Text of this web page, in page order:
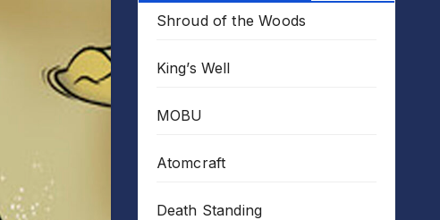
Shroud of the Woods
King’s Well
MOBU
Atomcraft
Death Standing